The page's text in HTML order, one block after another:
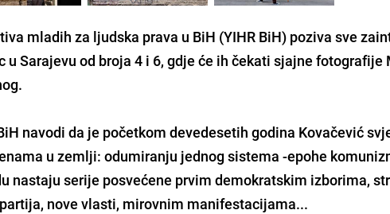
mladih za ljudska prava u BiH (YIHR BiH) poziva sve
u Sarajevu od broja 4 i 6, gdje će ih čekati sjajnefotografije
navodi da je početkom devedesetih godina Kovačević
u zemlji:odumiranju jednog sistema -epohe
nastaju serije posvećene prvim demokratskim izborima,
nove vlasti, mirovnim manifestacijama...